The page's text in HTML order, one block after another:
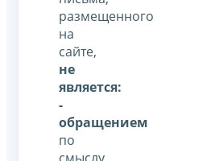
размещенного
на
сайте,
не
является:
-
обращением
по